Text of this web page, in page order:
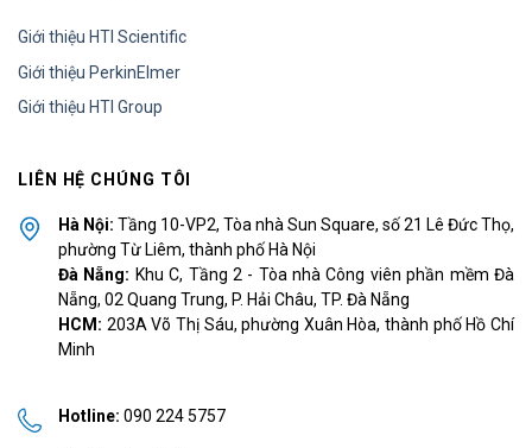
Giới thiệu HTI Scientific
Giới thiệu PerkinElmer
Giới thiệu HTI Group
LIÊN HỆ CHÚNG TÔI
Hà Nội: Tầng 10-VP2, Tòa nhà Sun Square, số 21 Lê Đức Thọ,
phường Từ Liêm, thành phố Hà Nội
Đà Nẵng: Khu C, Tầng 2 - Tòa nhà Công viên phần mềm Đà
Nẵng, 02 Quang Trung, P. Hải Châu, TP. Đà Nẵng
HCM: 203A Võ Thị Sáu, phường Xuân Hòa, thành phố Hồ Chí
Minh
Hotline: 090 224 5757